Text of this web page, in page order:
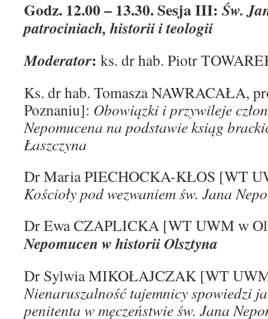
Godz. 12.00 – 13.30. Sesja III: Św.
patrociniach, historii i teologii
Moderator: ks. dr hab. Piotr
Ks. dr hab. Tomasza NAWRACAŁA,
Poznaniu]: Obowiązki i przywileje
Nepomucena na podstawie ksiąg
Łaszczyna
Dr Maria PIECHOCKA-KŁOS [WT
Kościoły pod wezwaniem św. Jana
Dr Ewa CZAPLICKA [WT UWM w
Nepomucen w historii Olsztyna
Dr Sylwia MIKOŁAJCZAK [WT
Nienaruszalność tajemnicy spowiedzi
penitenta w męczeństwie św. Jana